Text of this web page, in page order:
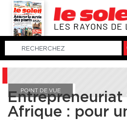
LES RAYONS DE
POINT DE VUE
Afrique : pour